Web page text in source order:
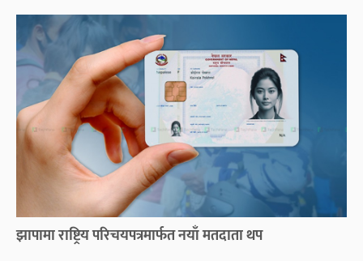
झापामा राष्ट्रिय परिचयपत्रमार्फत नयाँ मतदाता थप